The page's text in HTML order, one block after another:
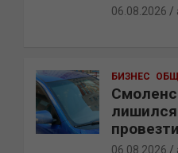
06.08.2026
БИЗНЕС
06.08.2026